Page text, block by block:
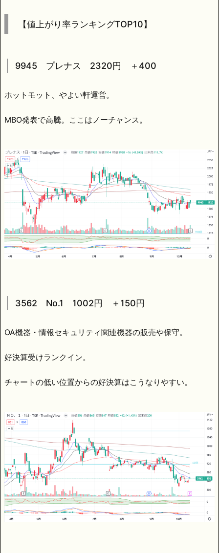
【値上がり率ランキングTOP10】
9945 プレナス 2320円 ＋400
ホットモット、やよい軒運営。
MBO発表で高騰。ここはノーチャンス。
3562 No.1 1002円 ＋150円
OA機器・情報セキュリティ関連機器の販売や保守。
好決算受けランクイン。
チャートの低い位置からの好決算はこうなりやすい。